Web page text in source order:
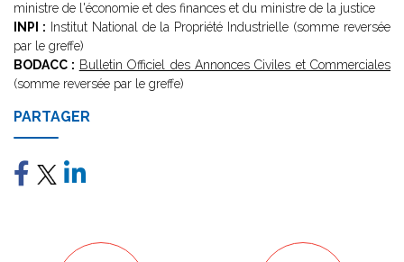
ministre de l'économie et des finances et du ministre de la justice
INPI : Institut National de la Propriété Industrielle (somme reversée
par le greffe)
BODACC : Bulletin Officiel des Annonces Civiles et Commerciales
(somme reversée par le greffe)
PARTAGER